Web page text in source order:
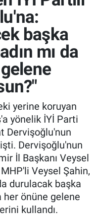
başka
mı da
yerine koruyan
yönelik İYİ Parti
Dervişoğlu'nun
Dervişoğlu'nun
İl Başkanı Veysel
Veysel Şahin,
durulacak başka
her önüne gelene
kullandı.
Fikstür